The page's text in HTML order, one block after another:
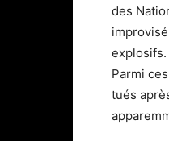
des
explosifs.
Parmi
tués